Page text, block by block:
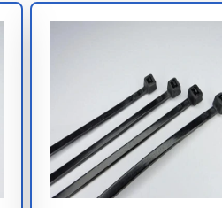
garantir o melhor custo-benefício
canais oficiais e fornecedores
para cabo elétrico ideal